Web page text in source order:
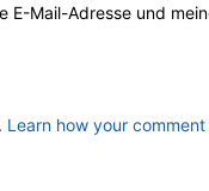
E-Mail-Adresse und
Learn how your